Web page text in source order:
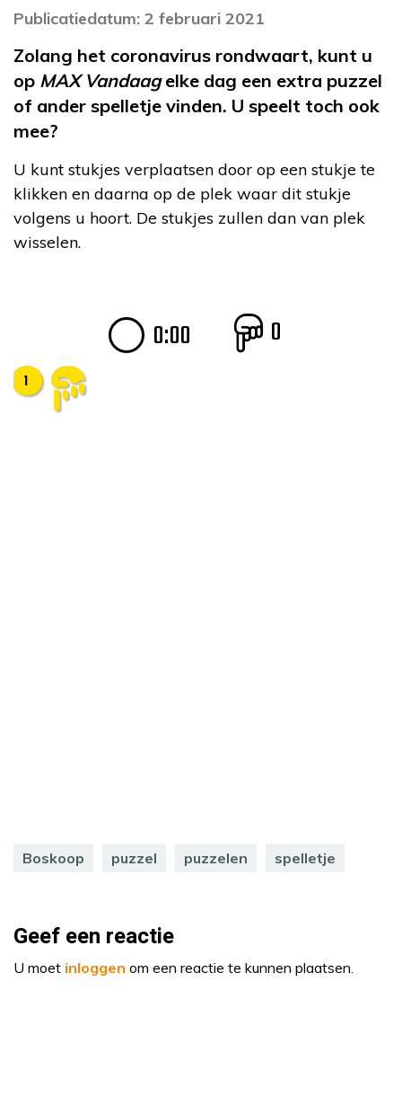
Publicatiedatum: 2 februari 2021
Zolang het coronavirus rondwaart, kunt u
op MAX Vandaagelke dag een extra puzzel
of ander spelletje vinden. U speelt toch ook
mee?
U kunt stukjes verplaatsen door op een stukje te
klikken en daarna op de plek waar dit stukje
volgens u hoort. De stukjes zullen dan van plek
wisselen.
Boskoop puzzel puzzelen spelletje
Geef een reactie
U moet inloggen om een reactie te kunnen plaatsen.